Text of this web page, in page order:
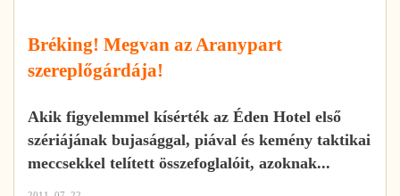
Bréking! Megvan az Aranypart
szereplőgárdája!
Akik figyelemmel kísérték az Éden Hotel első
szériájának bujasággal, piával és kemény taktikai
meccsekkel telített összefoglalóit, azoknak...